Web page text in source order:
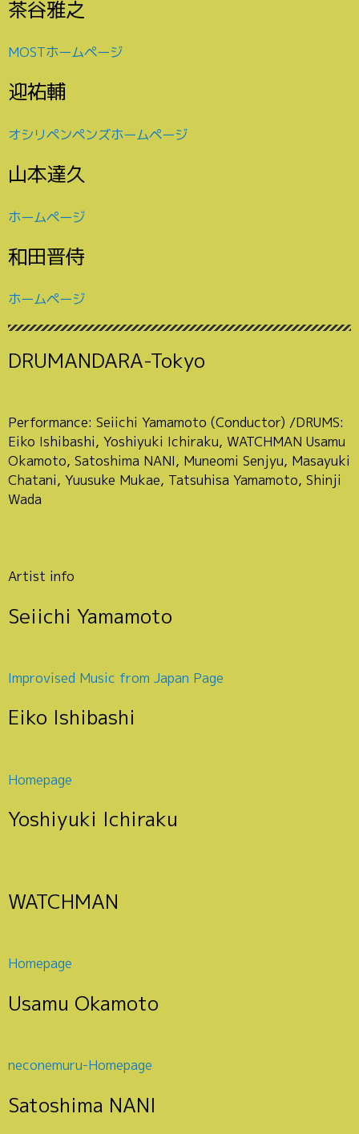
茶谷雅之
MOSTホームページ
迎祐輔
オシリペンペンズホームページ
山本達久
ホームページ
和田晋侍
ホームページ
DRUMANDARA-Tokyo
Performance: Seiichi Yamamoto (Conductor) /DRUMS:
Eiko Ishibashi, Yoshiyuki Ichiraku, WATCHMAN Usamu
Okamoto, Satoshima NANI, Muneomi Senjyu, Masayuki
Chatani, Yuusuke Mukae, Tatsuhisa Yamamoto, Shinji
Wada
Artist info
Seiichi Yamamoto
Improvised Music from Japan Page
Eiko Ishibashi
Homepage
Yoshiyuki Ichiraku
WATCHMAN
Homepage
Usamu Okamoto
neconemuru-Homepage
Satoshima NANI